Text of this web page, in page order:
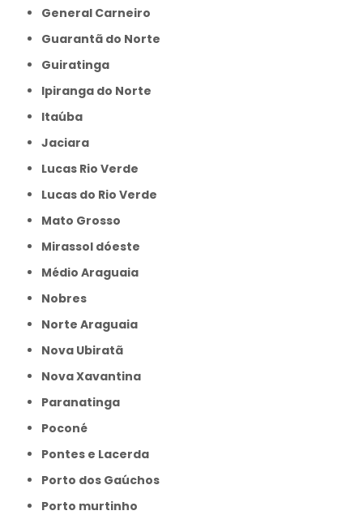
General Carneiro
Guarantã do Norte
Guiratinga
Ipiranga do Norte
Itaúba
Jaciara
Lucas Rio Verde
Lucas do Rio Verde
Mato Grosso
Mirassol dóeste
Médio Araguaia
Nobres
Norte Araguaia
Nova Ubiratã
Nova Xavantina
Paranatinga
Poconé
Pontes e Lacerda
Porto dos Gaúchos
Porto murtinho